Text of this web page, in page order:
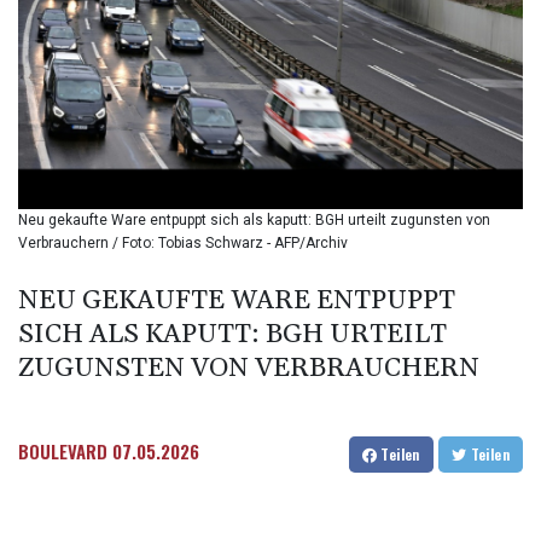
BRL 5.882279
BSD 1.153383
BTN 109.752598
BWP 15.568217
BYN 3.434433
BYR
22609.049164
CAD 1.616126
CDF
CHF 0.934567
CLF 0.026734
CLP
CNH 7.782807
Neu gekaufte Ware entpuppt sich als kaputt: BGH urteilt zugunsten von
Verbrauchern / Foto: Tobias Schwarz - AFP/Archiv
NEU GEKAUFTE WARE ENTPUPPT
SICH ALS KAPUTT: BGH URTEILT
ZUGUNSTEN VON VERBRAUCHERN
BOULEVARD 07.05.2026 Teilen Teilen